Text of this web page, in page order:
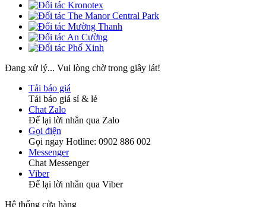
Đang xử lý... Vui lòng chờ trong giây lát!
Tải báo giá
Tải báo giá sỉ & lẻ
Chat Zalo
Để lại lời nhắn qua Zalo
Gọi điện
Gọi ngay Hotline: 0902 886 002
Messenger
Chat Messenger
Viber
Để lại lời nhắn qua Viber
Hệ thống cửa hàng